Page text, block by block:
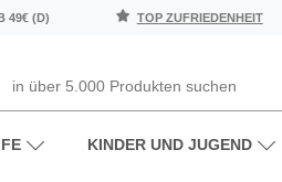
49€ (D) TOP ZUFRIEDENHEIT
KINDER UND JUGEND